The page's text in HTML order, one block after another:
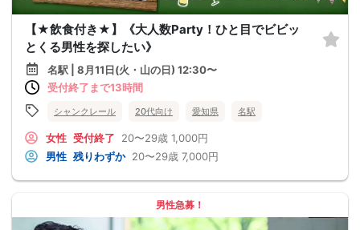
【★飲食付き★】《大人数Party！ひと目でビビッ
とくる男性を探したい》
名駅 | 8月11日(火・山の日) 12:30〜
受付終了まで13時間
シャンクレール 20代向け 愛知県 名駅
女性 受付終了 20〜29歳 1,000円
男性 残りわずか 20〜29歳 7,000円
男性急募！